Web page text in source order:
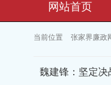
网站首页
当前位置 张家界廉政
魏建锋：坚定决